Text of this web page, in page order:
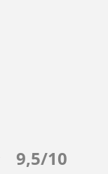
9,5/10